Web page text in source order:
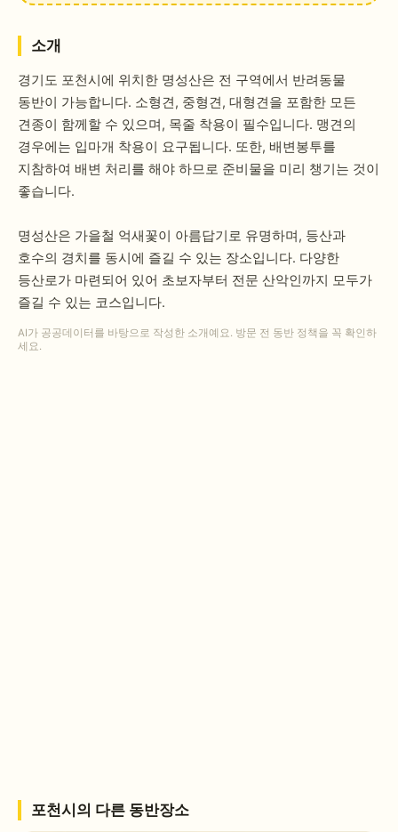
소개
경기도 포천시에 위치한 명성산은 전 구역에서 반려동물
동반이 가능합니다. 소형견, 중형견, 대형견을 포함한 모든
견종이 함께할 수 있으며, 목줄 착용이 필수입니다. 맹견의
경우에는 입마개 착용이 요구됩니다. 또한, 배변봉투를
지참하여 배변 처리를 해야 하므로 준비물을 미리 챙기는 것이
좋습니다.
명성산은 가을철 억새꽃이 아름답기로 유명하며, 등산과
호수의 경치를 동시에 즐길 수 있는 장소입니다. 다양한
등산로가 마련되어 있어 초보자부터 전문 산악인까지 모두가
즐길 수 있는 코스입니다.
AI가 공공데이터를 바탕으로 작성한 소개예요. 방문 전 동반 정책을 꼭 확인하
세요.
포천시 의 다른 동반장소